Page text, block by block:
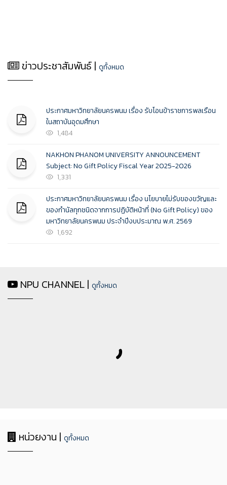
ข่าวประชาสัมพันธ์ | ดูทั้งหมด
ประกาศมหาวิทยาลัยนครพนม เรื่อง รับโอนข้าราชการพลเรือน
ในสถาบันอุดมศึกษา
1,484
NAKHON PHANOM UNIVERSITY ANNOUNCEMENT
Subject: No Gift Policy Fiscal Year 2025-2026
1,331
ประกาศมหาวิทยาลัยนครพนม เรื่อง นโยบายไม่รับของขวัญและ
ของกำนัลทุกชนิดจากการปฏิบัติหน้าที่ (No Gift Policy) ของ
มหาวิทยาลัยนครพนม ประจำปีงบประมาณ พ.ศ. 2569
1,692
NPU CHANNEL | ดูทั้งหมด
หน่วยงาน | ดูทั้งหมด